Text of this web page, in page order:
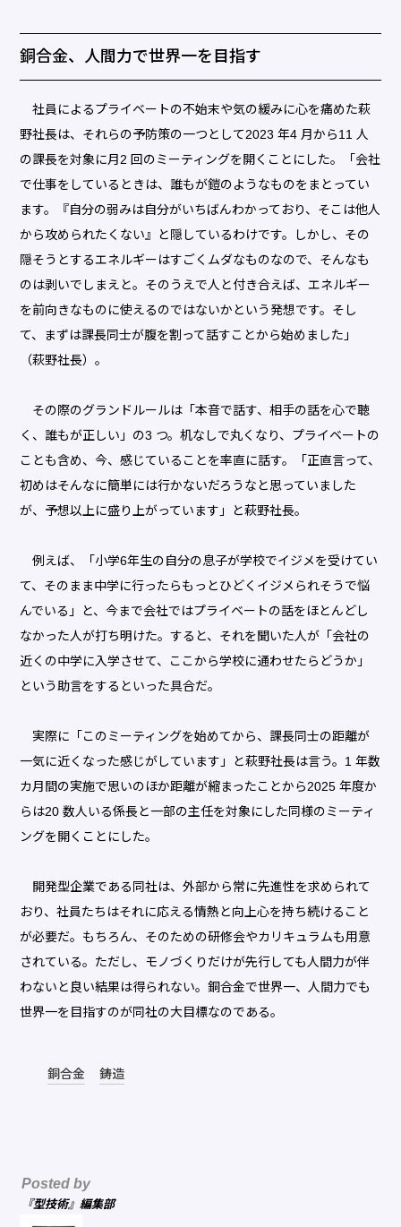
銅合金、人間力で世界一を目指す
社員によるプライベートの不始末や気の緩みに心を痛めた萩
野社長は、それらの予防策の一つとして2023 年4 月から11 人
の課長を対象に月2 回のミーティングを開くことにした。「会社
で仕事をしているときは、誰もが鎧のようなものをまとってい
ます。『自分の弱みは自分がいちばんわかっており、そこは他人
から攻められたくない』と隠しているわけです。しかし、その
隠そうとするエネルギーはすごくムダなものなので、そんなも
のは剥いでしまえと。そのうえで人と付き合えば、エネルギー
を前向きなものに使えるのではないかという発想です。そし
て、まずは課長同士が腹を割って話すことから始めました」
（萩野社長）。
その際のグランドルールは「本音で話す、相手の話を心で聴
く、誰もが正しい」の3 つ。机なしで丸くなり、プライベートの
ことも含め、今、感じていることを率直に話す。「正直言って、
初めはそんなに簡単には行かないだろうなと思っていました
が、予想以上に盛り上がっています」と萩野社長。
例えば、「小学6年生の自分の息子が学校でイジメを受けてい
て、そのまま中学に行ったらもっとひどくイジメられそうで悩
んでいる」と、今まで会社ではプライベートの話をほとんどし
なかった人が打ち明けた。すると、それを聞いた人が「会社の
近くの中学に入学させて、ここから学校に通わせたらどうか」
という助言をするといった具合だ。
実際に「このミーティングを始めてから、課長同士の距離が
一気に近くなった感じがしています」と萩野社長は言う。1 年数
カ月間の実施で思いのほか距離が縮まったことから2025 年度か
らは20 数人いる係長と一部の主任を対象にした同様のミーティ
ングを開くことにした。
開発型企業である同社は、外部から常に先進性を求められて
おり、社員たちはそれに応える情熱と向上心を持ち続けること
が必要だ。もちろん、そのための研修会やカリキュラムも用意
されている。ただし、モノづくりだけが先行しても人間力が伴
わないと良い結果は得られない。銅合金で世界一、人間力でも
世界一を目指すのが同社の大目標なのである。
銅合金 鋳造
Posted by
『型技術』編集部